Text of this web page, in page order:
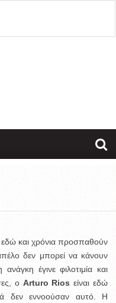
και χρόνια προσπαθούν
δεν μπορεί να κάνουν
έγινε φιλοτιμία και
ο Arturo Rios είναι εδώ
δεν εννοούσαν αυτό. Η